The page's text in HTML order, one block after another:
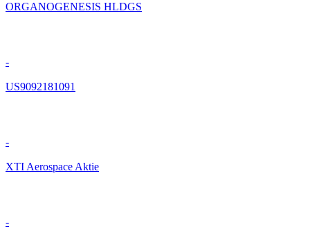
ORGANOGENESIS HLDGS
-
US9092181091
-
XTI Aerospace Aktie
-